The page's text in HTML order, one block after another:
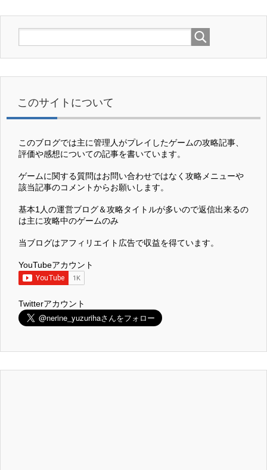
このサイトについて
このブログでは主に管理人がプレイしたゲームの攻略記事、
評価や感想についての記事を書いています。
ゲームに関する質問はお問い合わせではなく攻略メニューや
該当記事のコメントからお願いします。
基本1人の運営ブログ＆攻略タイトルが多いので返信出来るの
は主に攻略中のゲームのみ
当ブログはアフィリエイト広告で収益を得ています。
YouTubeアカウント
Twitterアカウント